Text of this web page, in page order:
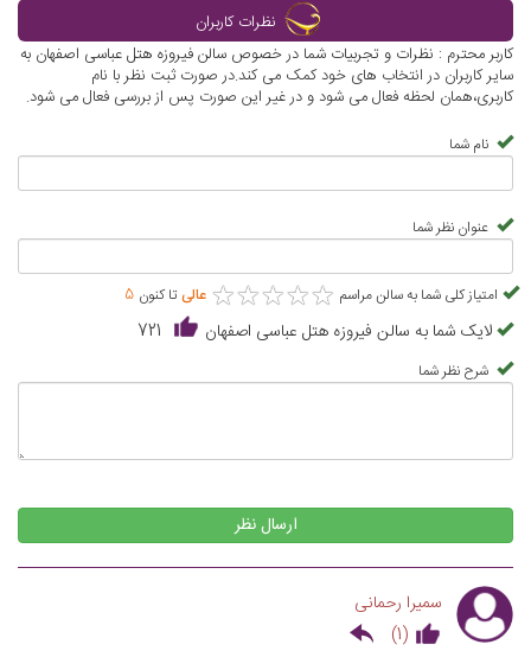
نظرات کاربران
کاربر محترم : نظرات و تجربیات شما در خصوص سالن فیروزه هتل عباسی اصفهان به
سایر کاربران در انتخاب های خود کمک می کند.در صورت ثبت نظر با نام
کاربری،همان لحظه فعال می شود و در غیر این صورت پس از بررسی فعال می شود.
نام شما
عنوان نظر شما
امتیاز کلی شما به سالن مراسم ★★★★★
★★★★★ عالی تا کنون 5
لایک شما به سالن فیروزه هتل عباسی اصفهان 721
شرح نظر شما
ارسال نظر
سمیرا رحمانی
(
1
)